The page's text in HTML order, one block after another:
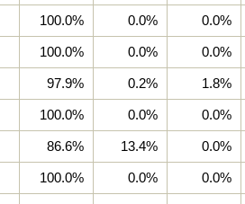
100.0% 0.0% 0.0%
100.0% 0.0% 0.0%
97.9% 0.2% 1.8%
100.0% 0.0% 0.0%
86.6% 13.4% 0.0%
100.0% 0.0% 0.0%